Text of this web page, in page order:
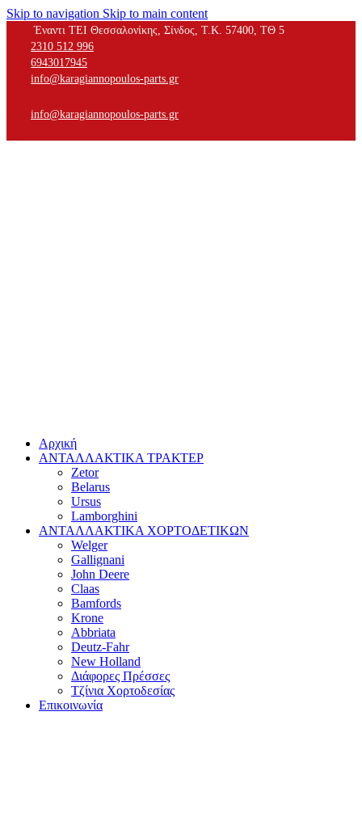
Skip to navigation Skip to main content
Έναντι ΤΕΙ Θεσσαλονίκης, Σίνδος, Τ.Κ. 57400, ΤΘ 5
2310 512 996
6943017945
info@karagiannopoulos-parts.gr
info@karagiannopoulos-parts.gr
Αρχική
ΑΝΤΑΛΛΑΚΤΙΚΑ ΤΡΑΚΤΕΡ
Zetor
Belarus
Ursus
Lamborghini
ΑΝΤΑΛΛΑΚΤΙΚΑ ΧΟΡΤΟΔΕΤΙΚΩΝ
Welger
Gallignani
John Deere
Claas
Bamfords
Krone
Abbriata
Deutz-Fahr
New Holland
Διάφορες Πρέσσες
Τζίνια Χορτοδεσίας
Επικοινωνία